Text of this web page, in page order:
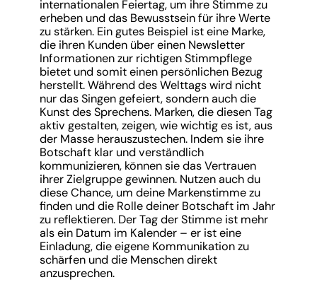
internationalen Feiertag, um ihre Stimme zu
erheben und das Bewusstsein für ihre Werte
zu stärken. Ein gutes Beispiel ist eine Marke,
die ihren Kunden über einen Newsletter
Informationen zur richtigen Stimmpflege
bietet und somit einen persönlichen Bezug
herstellt. Während des Welttags wird nicht
nur das Singen gefeiert, sondern auch die
Kunst des Sprechens. Marken, die diesen Tag
aktiv gestalten, zeigen, wie wichtig es ist, aus
der Masse herauszustechen. Indem sie ihre
Botschaft klar und verständlich
kommunizieren, können sie das Vertrauen
ihrer Zielgruppe gewinnen. Nutzen auch du
diese Chance, um deine Markenstimme zu
finden und die Rolle deiner Botschaft im Jahr
zu reflektieren. Der Tag der Stimme ist mehr
als ein Datum im Kalender – er ist eine
Einladung, die eigene Kommunikation zu
schärfen und die Menschen direkt
anzusprechen.